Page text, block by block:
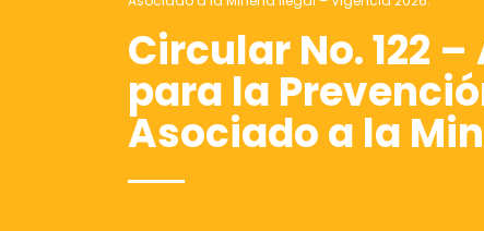
Circular No. 122
para la
Asociado a la